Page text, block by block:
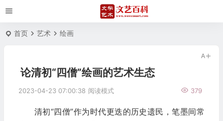
首页 艺术 绘画
论清初“四僧”绘画的艺术生态
2023-04-23 07:00:38 379
阅读模式
清初“四僧”作为时代更迭的历史遗民，笔墨间常